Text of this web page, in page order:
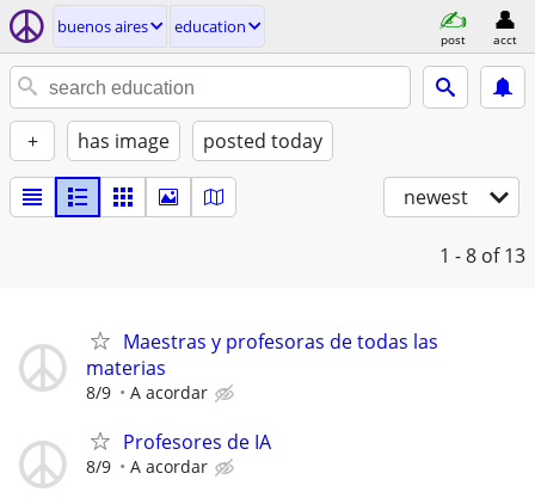
buenos aires education
post acct
+ has image posted today
newest
1 - 8 of 13
Maestras y profesoras de todas las
materias
8/9 A acordar
Profesores de IA
8/9 A acordar